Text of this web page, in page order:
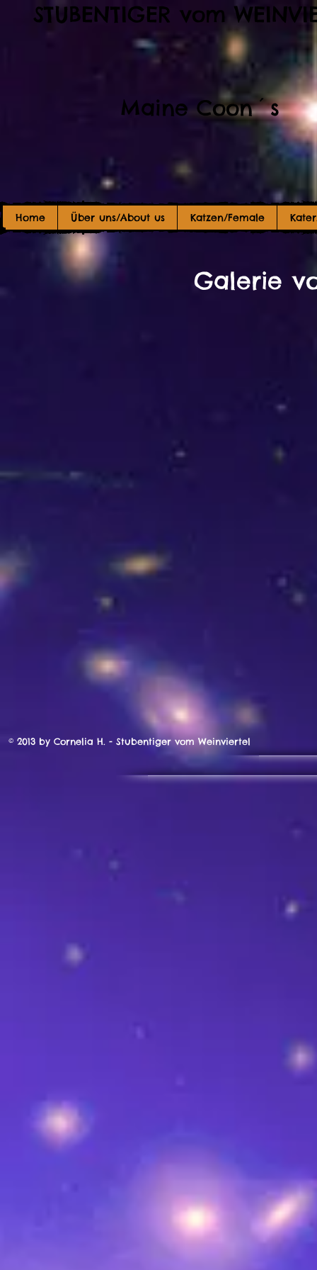
STUBENTIGER vom
Maine Coon´s
Home Über uns/About us Katzen/Female
Galerie
© 2013 by Cornelia H. - Stubentiger vom Weinviertel